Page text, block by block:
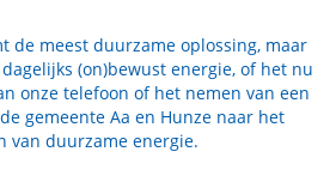
de meest duurzame oplossing, maar
(on)bewust energie, of het nu
onze telefoon of het nemen van een
gemeente Aa en Hunze naar het
van duurzame energie.